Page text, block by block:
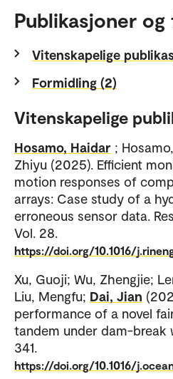
Publikasjoner
Vitenskapelige
Formidling (2)
Vitenskapelige
Hosamo, Haidar ;
Zhiyu (2025). Efficient
motion responses of
arrays: Case study of a
erroneous sensor data.
Vol. 28.
https://doi.org/10.1016/
Xu, Guoji; Wu, Zhengjie;
Liu, Mengfu; Dai, Jian
performance of a novel
tandem under dam-break
341.
https://doi.org/10.1016/